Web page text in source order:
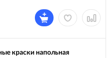
краски напольная